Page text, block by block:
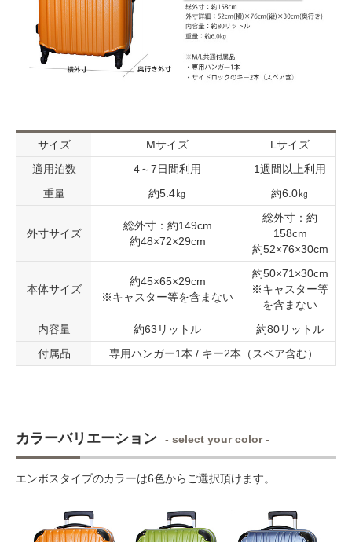
サイズ Mサイズ
Lサイズ
適用泊数
4～7日間利用
1週間以上利用
重量
約5.4㎏ 約6.0㎏
外寸サイズ
総外寸：約149cm
約48×72×29cm
総外寸：約
158cm
約52×76×30cm
本体サイズ
約45×65×29cm
※キャスター等を含まない
約50×71×30cm
※キャスター等
を含まない
内容量
約63リットル
約80リットル
付属品
専用ハンガー1本 / キー2本（スペア含む）
カラーバリエーション - select your color -
エンボスタイプのカラーは6色からご選択頂けます。